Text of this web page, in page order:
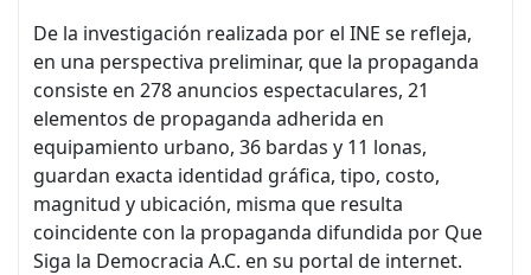
De la investigación realizada por el INE se refleja,
en una perspectiva preliminar, que la propaganda
consiste en 278 anuncios espectaculares, 21
elementos de propaganda adherida en
equipamiento urbano, 36 bardas y 11 lonas,
guardan exacta identidad gráfica, tipo, costo,
magnitud y ubicación, misma que resulta
coincidente con la propaganda difundida por Que
Siga la Democracia A.C. en su portal de internet.